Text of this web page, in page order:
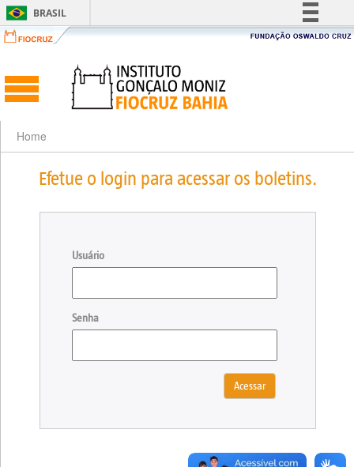
BRASIL
Simplifique!
Acesso à informação
Canais
Home
Efetue o login para acessar os boletins.
Usuário
Senha